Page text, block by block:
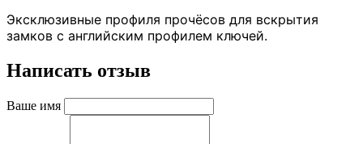
Эксклюзивные профиля прочёсов для вскрытия
замков с английским профилем ключей.
Написать отзыв
Ваше имя